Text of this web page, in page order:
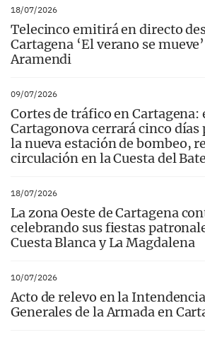
18/07/2026
Telecinco emitirá en directo
Cartagena ‘El verano se
Aramendi
09/07/2026
Cortes de tráfico en Cartagena:
Cartagonova cerrará cinco días
la nueva estación de bombeo,
circulación en la Cuesta del
18/07/2026
La zona Oeste de Cartagena
celebrando sus fiestas
Cuesta Blanca y La Magdalena
10/07/2026
Acto de relevo en la
Generales de la Armada en